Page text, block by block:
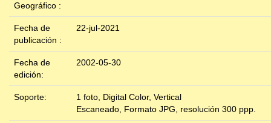
Geográfico :
Fecha de
publicación :
22-jul-2021
Fecha de
edición:
2002-05-30
Soporte:
1 foto, Digital Color, Vertical
Escaneado, Formato JPG, resolución 300 ppp.